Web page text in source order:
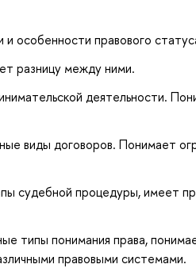
особенности правового
разницу между ними.
деятельности.
виды договоров. Понимает
судебной процедуры, имеет
типы понимания права,
правовыми системами.